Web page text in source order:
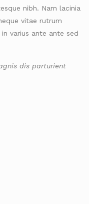
nibh. Nam lacinia
vitae rutrum
varius ante ante sed
dis parturient